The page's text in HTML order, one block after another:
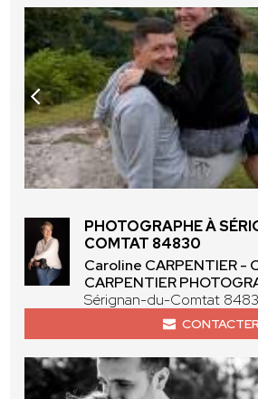
PHOTOGRAPHE À
COMTAT 84830
Caroline CARPENTIER -
CARPENTIER
Sérignan-du-Comtat
CONTACTER